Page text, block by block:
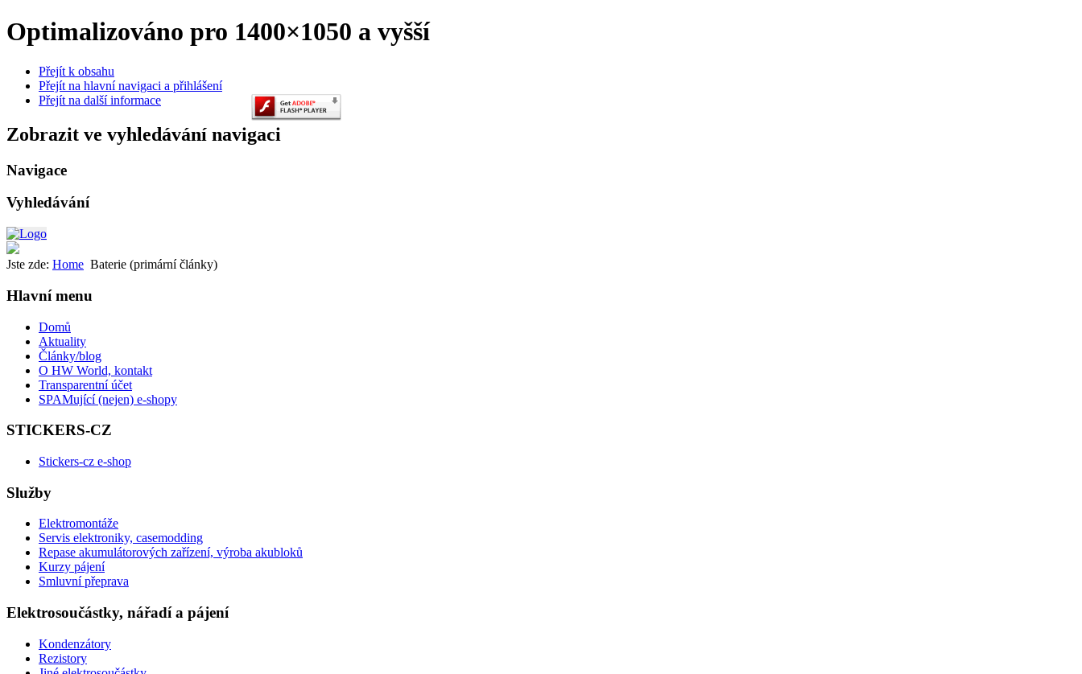
Optimalizováno pro 1400×1050 a vyšší
Přejít k obsahu
Přejít na hlavní navigaci a přihlášení
Přejít na další informace
Zobrazit ve vyhledávání navigaci
Navigace
Vyhledávání
Jste zde: Home Baterie (primární články)
Hlavní menu
Domů
Aktuality
Články/blog
O HW World, kontakt
Transparentní účet
SPAMující (nejen) e-shopy
STICKERS-CZ
Stickers-cz e-shop
Služby
Elektromontáže
Servis elektroniky, casemodding
Repase akumulátorových zařízení, výroba akubloků
Kurzy pájení
Smluvní přeprava
Elektrosoučástky, nářadí a pájení
Kondenzátory
Rezistory